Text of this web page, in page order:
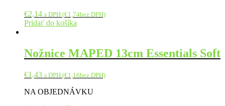
€2,14 s DPH (€1,74bez DPH)
Pridať do košíka
Nožnice MAPED 13cm Essentials Soft
€1,43 s DPH (€1,16bez DPH)
NA OBJEDNÁVKU